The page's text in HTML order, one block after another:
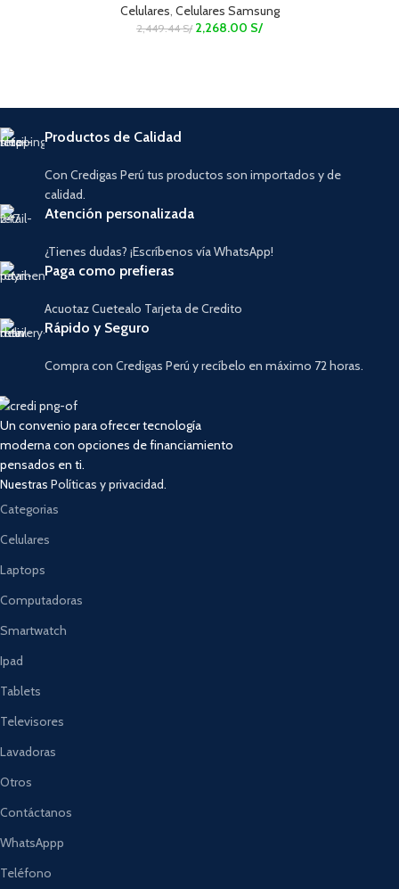
Celulares, Celulares Samsung
2,449.44S/ 2,268.00 S/
Productos de Calidad
Con Credigas Perú tus productos son importados y de
calidad.
Atención personalizada
¿Tienes dudas? ¡Escríbenos vía WhatsApp!
Paga como prefieras
Acuotaz Cuetealo Tarjeta de Credito
Rápido y Seguro
Compra con Credigas Perú y recíbelo en máximo 72 horas.
Un convenio para ofrecer tecnología
moderna con opciones de financiamiento
pensados en ti.
Nuestras Políticas y privacidad.
Categorias
Celulares
Laptops
Computadoras
Smartwatch
Ipad
Tablets
Televisores
Lavadoras
Otros
Contáctanos
WhatsAppp
Teléfono